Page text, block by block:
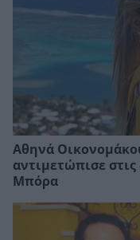
Αθηνά
αντιμετώπισε
Μπόρα